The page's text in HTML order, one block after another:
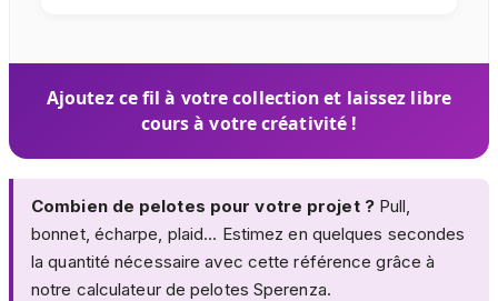
Ajoutez ce fil à votre collection et laissez libre
cours à votre créativité !
Combien de pelotes pour votre projet ?Pull,
bonnet, écharpe, plaid... Estimez en quelques secondes
la quantité nécessaire avec cette référence grâce à
notre calculateur de pelotes Sperenza.